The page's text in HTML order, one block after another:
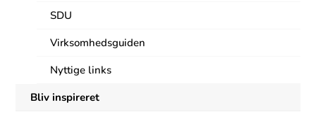
SDU
Virksomhedsguiden
Nyttige links
Bliv inspireret